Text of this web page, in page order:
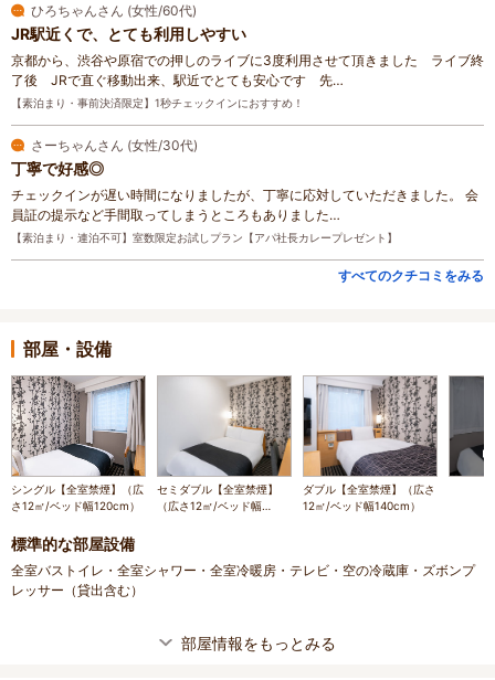
ひろちゃんさん (女性/60代)
JR駅近くで、とても利用しやすい
京都から、渋谷や原宿での押しのライブに3度利用させて頂きました ライブ終
了後 JRで直ぐ移動出来、駅近でとても安心です 先…
【素泊まり・事前決済限定】1秒チェックインにおすすめ！
さーちゃんさん (女性/30代)
丁寧で好感◎
チェックインが遅い時間になりましたが、丁寧に応対していただきました。 会
員証の提示など手間取ってしまうところもありました…
【素泊まり・連泊不可】室数限定お試しプラン【アパ社長カレープレゼント】
すべてのクチコミをみる
部屋・設備
シングル【全室禁煙】（広
さ12㎡/ベッド幅120cm）
セミダブル【全室禁煙】
（広さ12㎡/ベッド幅
ダブル【全室禁煙】（広さ
12㎡/ベッド幅140cm）
標準的な部屋設備
全室バストイレ・全室シャワー・全室冷暖房・テレビ・空の冷蔵庫・ズボンプ
レッサー（貸出含む）
部屋情報をもっとみる